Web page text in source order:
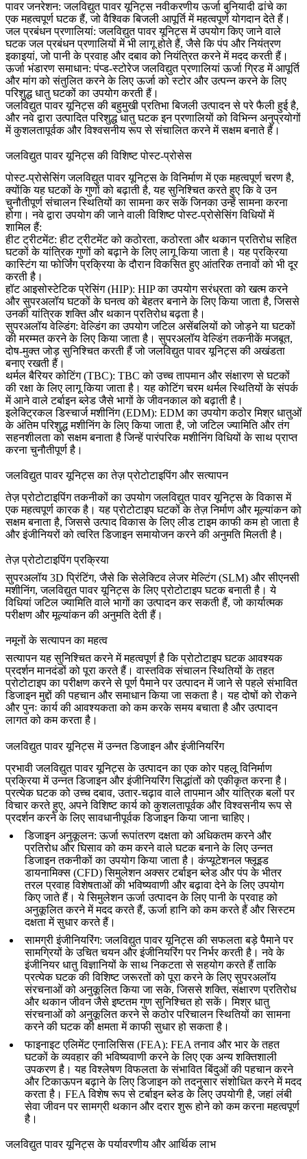
पावर जनरेशन: जलविद्युत पावर यूनिट्स नवीकरणीय ऊर्जा बुनियादी ढांचे का
एक महत्वपूर्ण घटक हैं, जो वैश्विक बिजली आपूर्ति में महत्वपूर्ण योगदान देते हैं।
जल प्रबंधन प्रणालियां: जलविद्युत पावर यूनिट्स में उपयोग किए जाने वाले
घटक जल प्रबंधन प्रणालियों में भी लागू होते हैं, जैसे कि पंप और नियंत्रण
इकाइयां, जो पानी के प्रवाह और दबाव को नियंत्रित करने में मदद करती हैं।
ऊर्जा भंडारण समाधान: पंप्ड-स्टोरेज जलविद्युत प्रणालियां ऊर्जा ग्रिड में आपूर्ति
और मांग को संतुलित करने के लिए ऊर्जा को स्टोर और उत्पन्न करने के लिए
परिशुद्ध धातु घटकों का उपयोग करती हैं।
जलविद्युत पावर यूनिट्स की बहुमुखी प्रतिभा बिजली उत्पादन से परे फैली हुई है,
और नवे द्वारा उत्पादित परिशुद्ध धातु घटक इन प्रणालियों को विभिन्न अनुप्रयोगों
में कुशलतापूर्वक और विश्वसनीय रूप से संचालित करने में सक्षम बनाते हैं।
जलविद्युत पावर यूनिट्स की विशिष्ट पोस्ट-प्रोसेस
पोस्ट-प्रोसेसिंग जलविद्युत पावर यूनिट्स के विनिर्माण में एक महत्वपूर्ण चरण है,
क्योंकि यह घटकों के गुणों को बढ़ाती है, यह सुनिश्चित करते हुए कि वे उन
चुनौतीपूर्ण संचालन स्थितियों का सामना कर सकें जिनका उन्हें सामना करना
होगा। नवे द्वारा उपयोग की जाने वाली विशिष्ट पोस्ट-प्रोसेसिंग विधियों में
शामिल हैं:
हीट ट्रीटमेंट: हीट ट्रीटमेंट को कठोरता, कठोरता और थकान प्रतिरोध सहित
घटकों के यांत्रिक गुणों को बढ़ाने के लिए लागू किया जाता है। यह प्रक्रिया
कास्टिंग या फोर्जिंग प्रक्रिया के दौरान विकसित हुए आंतरिक तनावों को भी दूर
करती है।
हॉट आइसोस्टेटिक प्रेसिंग (HIP): HIPका उपयोग सरंध्रता को खत्म करने
और सुपरअलॉय घटकों के घनत्व को बेहतर बनाने के लिए किया जाता है, जिससे
उनकी यांत्रिक शक्ति और थकान प्रतिरोध बढ़ता है।
सुपरअलॉय वेल्डिंग: वेल्डिंगका उपयोग जटिल असेंबलियों को जोड़ने या घटकों
की मरम्मत करने के लिए किया जाता है। सुपरअलॉय वेल्डिंग तकनीकें मजबूत,
दोष-मुक्त जोड़ सुनिश्चित करती हैं जो जलविद्युत पावर यूनिट्स की अखंडता
बनाए रखती हैं।
थर्मल बैरियर कोटिंग (TBC): TBC को उच्च तापमान और संक्षारण से घटकों
की रक्षा के लिए लागू किया जाता है। यह कोटिंग चरम थर्मल स्थितियों के संपर्क
में आने वाले टर्बाइन ब्लेड जैसे भागों के जीवनकाल को बढ़ाती है।
इलेक्ट्रिकल डिस्चार्ज मशीनिंग (EDM): EDMका उपयोग कठोर मिश्र धातुओं
के अंतिम परिशुद्ध मशीनिंग के लिए किया जाता है, जो जटिल ज्यामिति और तंग
सहनशीलता को सक्षम बनाता है जिन्हें पारंपरिक मशीनिंग विधियों के साथ प्राप्त
करना चुनौतीपूर्ण है।
जलविद्युत पावर यूनिट्स का तेज़ प्रोटोटाइपिंग और सत्यापन
तेज़ प्रोटोटाइपिंगतकनीकों का उपयोग जलविद्युत पावर यूनिट्स के विकास में
एक महत्वपूर्ण कारक है। यह प्रोटोटाइप घटकों के तेज़ निर्माण और मूल्यांकन को
सक्षम बनाता है, जिससे उत्पाद विकास के लिए लीड टाइम काफी कम हो जाता है
और इंजीनियरों को त्वरित डिजाइन समायोजन करने की अनुमति मिलती है।
तेज़ प्रोटोटाइपिंग प्रक्रिया
सुपरअलॉय 3D प्रिंटिंग, जैसे किसेलेक्टिव लेजर मेल्टिंग (SLM) औरसीएनसी
मशीनिंग, जलविद्युत पावर यूनिट्स के लिए प्रोटोटाइप घटक बनाती है। ये
विधियां जटिल ज्यामिति वाले भागों का उत्पादन कर सकती हैं, जो कार्यात्मक
परीक्षण और मूल्यांकन की अनुमति देती हैं।
नमूनों के सत्यापन का महत्व
सत्यापनयह सुनिश्चित करने में महत्वपूर्ण है कि प्रोटोटाइप घटक आवश्यक
प्रदर्शन मानदंडों को पूरा करते हैं। वास्तविक संचालन स्थितियों के तहत
प्रोटोटाइप का परीक्षण करने से पूर्ण पैमाने पर उत्पादन में जाने से पहले संभावित
डिजाइन मुद्दों की पहचान और समाधान किया जा सकता है। यह दोषों को रोकने
और पुनः कार्य की आवश्यकता को कम करके समय बचाता है और उत्पादन
लागत को कम करता है।
जलविद्युत पावर यूनिट्स में उन्नत डिजाइन और इंजीनियरिंग
प्रभावी जलविद्युत पावर यूनिट्स के उत्पादन का एक कोर पहलू विनिर्माण
प्रक्रिया में उन्नत डिजाइन और इंजीनियरिंग सिद्धांतों को एकीकृत करना है।
प्रत्येक घटक को उच्च दबाव, उतार-चढ़ाव वाले तापमान और यांत्रिक बलों पर
विचार करते हुए, अपने विशिष्ट कार्य को कुशलतापूर्वक और विश्वसनीय रूप से
प्रदर्शन करने के लिए सावधानीपूर्वक डिजाइन किया जाना चाहिए।
डिजाइन अनुकूलन: ऊर्जा रूपांतरण दक्षता को अधिकतम करने और
प्रतिरोध और घिसाव को कम करने वाले घटक बनाने के लिए उन्नत
डिजाइन तकनीकों का उपयोग किया जाता है। कंप्यूटेशनल फ्लूइड
डायनामिक्स (CFD) सिमुलेशन अक्सर टर्बाइन ब्लेड और पंप के भीतर
तरल प्रवाह विशेषताओं की भविष्यवाणी और बढ़ावा देने के लिए उपयोग
किए जाते हैं। ये सिमुलेशन ऊर्जा उत्पादन के लिए पानी के प्रवाह को
अनुकूलित करने में मदद करते हैं, ऊर्जा हानि को कम करते हैं और सिस्टम
दक्षता में सुधार करते हैं।
सामग्री इंजीनियरिंग: जलविद्युत पावर यूनिट्स की सफलता बड़े पैमाने पर
सामग्रियों के उचित चयन और इंजीनियरिंग पर निर्भर करती है। नवे के
इंजीनियर धातु विज्ञानियों के साथ निकटता से सहयोग करते हैं ताकि
प्रत्येक घटक की विशिष्ट जरूरतों को पूरा करने के लिए सुपरअलॉय
संरचनाओं को अनुकूलित किया जा सके, जिससे शक्ति, संक्षारण प्रतिरोध
और थकान जीवन जैसे इष्टतम गुण सुनिश्चित हो सकें। मिश्र धातु
संरचनाओं को अनुकूलित करने से कठोर परिचालन स्थितियों का सामना
करने की घटक की क्षमता में काफी सुधार हो सकता है।
फाइनाइट एलिमेंट एनालिसिस (FEA): FEA तनाव और भार के तहत
घटकों के व्यवहार की भविष्यवाणी करने के लिए एक अन्य शक्तिशाली
उपकरण है। यह विश्लेषण विफलता के संभावित बिंदुओं की पहचान करने
और टिकाऊपन बढ़ाने के लिए डिजाइन को तदनुसार संशोधित करने में मदद
करता है। FEA विशेष रूप से टर्बाइन ब्लेड के लिए उपयोगी है, जहां लंबी
सेवा जीवन पर सामग्री थकान और दरार शुरू होने को कम करना महत्वपूर्ण
है।
जलविद्युत पावर यूनिट्स के पर्यावरणीय और आर्थिक लाभ